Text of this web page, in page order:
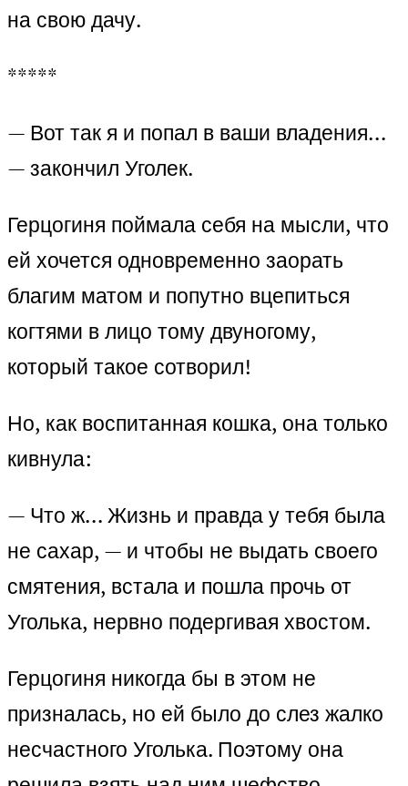
на свою дачу.
*****
— Вот так я и попал в ваши владения…
— закончил Уголек.
Герцогиня поймала себя на мысли, что
ей хочется одновременно заорать
благим матом и попутно вцепиться
когтями в лицо тому двуногому,
который такое сотворил!
Но, как воспитанная кошка, она только
кивнула:
— Что ж… Жизнь и правда у тебя была
не сахар, — и чтобы не выдать своего
смятения, встала и пошла прочь от
Уголька, нервно подергивая хвостом.
Герцогиня никогда бы в этом не
призналась, но ей было до слез жалко
несчастного Уголька. Поэтому она